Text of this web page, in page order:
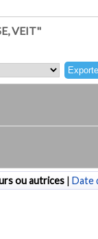
VEIT"
ou autrices | Date